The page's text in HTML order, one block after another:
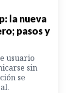
la nueva
pasos y
usuario
sin
se